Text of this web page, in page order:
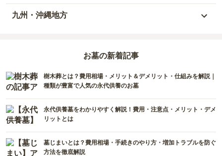
宮城県
茨城県
福井県
長野県
兵庫県
奈良県
和歌山県
岡山県
島根県
香川県
愛媛県
九州・沖縄地方
宮崎県
佐賀県
長崎県
お墓の新着記事
樹木葬とは？費用相場・メリット＆デメリット・仕組みを解説｜
種類が豊富で人気の永代供養のお墓
永代供養墓をわかりやすく解説！費用・注意点・メリット・デメ
リットとは
墓じまいとは？費用相場・手続きのやり方・増加トラブルを防ぐ
方法を徹底解説